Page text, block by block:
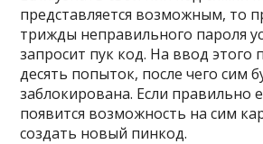
представляется возможным, то
трижды неправильного пароля
запросит пук код. На ввод этого
десять попыток, после чего сим
заблокирована. Если правильно
появится возможность на сим
создать новый пинкод.